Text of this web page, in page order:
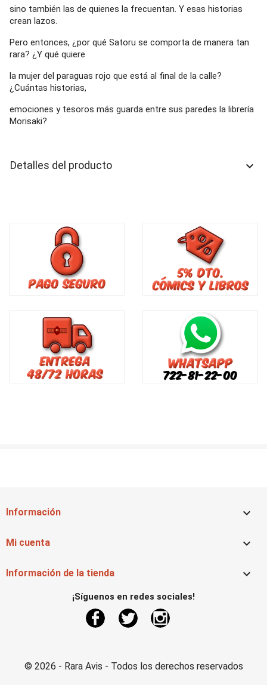
sino también las de quienes la frecuentan. Y esas historias
crean lazos.
Pero entonces, ¿por qué Satoru se comporta de manera tan
rara? ¿Y qué quiere
la mujer del paraguas rojo que está al final de la calle?
¿Cuántas historias,
emociones y tesoros más guarda entre sus paredes la librería
Morisaki?
Detalles del producto keyboard_arrow_down
Información 
Mi cuenta 
Información de la tienda 
¡Síguenos en redes sociales!
FacebookTwitter
© 2026 - Rara Avis - Todos los derechos reservados